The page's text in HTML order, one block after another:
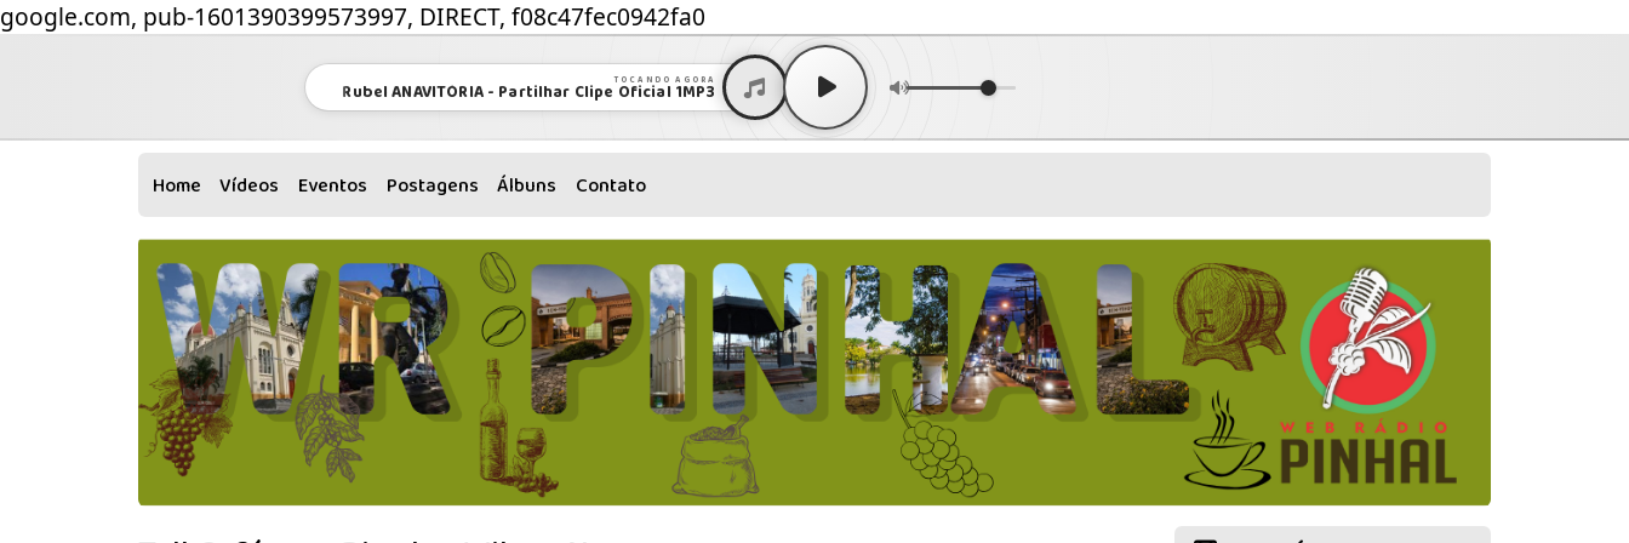
google.com, pub-1601390399573997, DIRECT, f08c47fec0942fa0
TOCANDO AGORA
Rubel ANAVITÓRIA - Partilhar Clipe Oficial 1MP3
Home Vídeos Eventos Postagens Álbuns Contato